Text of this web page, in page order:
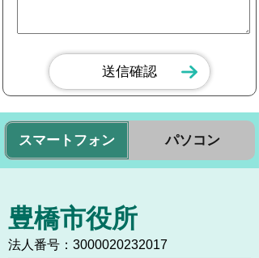
スマートフォン パソコン
豊橋市役所
法人番号：3000020232017